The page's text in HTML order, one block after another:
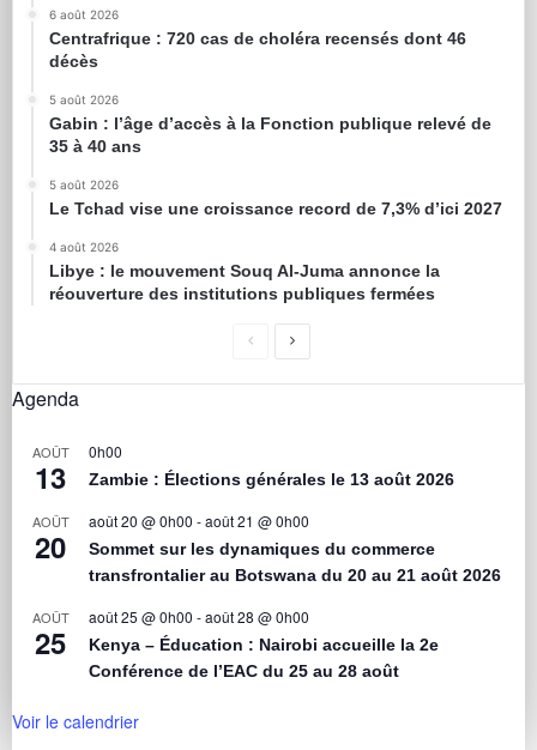
6 août 2026
Centrafrique : 720 cas de choléra recensés dont 46
décès
5 août 2026
Gabin : l’âge d’accès à la Fonction publique relevé de
35 à 40 ans
5 août 2026
Le Tchad vise une croissance record de 7,3% d’ici 2027
4 août 2026
Libye : le mouvement Souq Al-Juma annonce la
réouverture des institutions publiques fermées
Agenda
AOÛT
13
0h00
Zambie : Élections générales le 13 août 2026
AOÛT
20
août 20 @ 0h00 -août 21 @ 0h00
Sommet sur les dynamiques du commerce
transfrontalier au Botswana du 20 au 21 août 2026
AOÛT
25
août 25 @ 0h00 -août 28 @ 0h00
Kenya – Éducation : Nairobi accueille la 2e
Conférence de l’EAC du 25 au 28 août
Voir le calendrier